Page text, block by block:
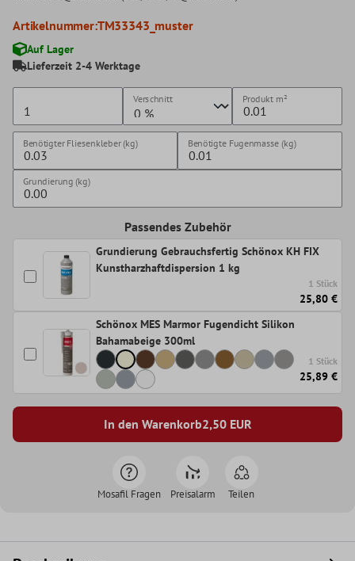
Artikelnummer:TM33343_muster
Auf Lager
Lieferzeit 2-4 Werktage
Verschnitt Produkt m²
Benötigter Fliesenkleber (kg) Benötigte Fugenmasse (kg)
Grundierung (kg)
Passendes Zubehör
Grundierung Gebrauchsfertig Schönox KH FIX
Kunstharzhaftdispersion 1 kg
1 Stück
25,80 €
Schönox MES Marmor Fugendicht Silikon
Bahamabeige 300ml
1 Stück
25,89 €
In den Warenkorb2,50EUR
Mosafil Fragen Preisalarm Teilen